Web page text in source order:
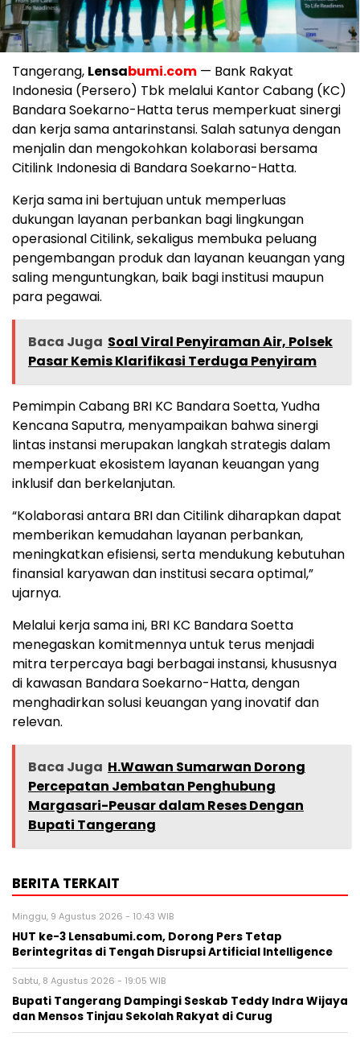
Tangerang, Lensabumi.com — Bank Rakyat
Indonesia (Persero) Tbk melalui Kantor Cabang (KC)
Bandara Soekarno-Hatta terus memperkuat sinergi
dan kerja sama antarinstansi. Salah satunya dengan
menjalin dan mengokohkan kolaborasi bersama
Citilink Indonesia di Bandara Soekarno-Hatta.
Kerja sama ini bertujuan untuk memperluas
dukungan layanan perbankan bagi lingkungan
operasional Citilink, sekaligus membuka peluang
pengembangan produk dan layanan keuangan yang
saling menguntungkan, baik bagi institusi maupun
para pegawai.
Baca Juga Soal Viral Penyiraman Air, Polsek
Pasar Kemis Klarifikasi Terduga Penyiram
Pemimpin Cabang BRI KC Bandara Soetta, Yudha
Kencana Saputra, menyampaikan bahwa sinergi
lintas instansi merupakan langkah strategis dalam
memperkuat ekosistem layanan keuangan yang
inklusif dan berkelanjutan.
“Kolaborasi antara BRI dan Citilink diharapkan dapat
memberikan kemudahan layanan perbankan,
meningkatkan efisiensi, serta mendukung kebutuhan
finansial karyawan dan institusi secara optimal,”
ujarnya.
Melalui kerja sama ini, BRI KC Bandara Soetta
menegaskan komitmennya untuk terus menjadi
mitra terpercaya bagi berbagai instansi, khususnya
di kawasan Bandara Soekarno-Hatta, dengan
menghadirkan solusi keuangan yang inovatif dan
relevan.
Baca Juga H.Wawan Sumarwan Dorong
Percepatan Jembatan Penghubung
Margasari-Peusar dalam Reses Dengan
Bupati Tangerang
BERITA TERKAIT
Minggu, 9 Agustus 2026 - 10:43 WIB
HUT ke-3 Lensabumi.com, Dorong Pers Tetap
Berintegritas di Tengah Disrupsi Artificial Intelligence
Sabtu, 8 Agustus 2026 - 19:05 WIB
Bupati Tangerang Dampingi Seskab Teddy Indra Wijaya
dan Mensos Tinjau Sekolah Rakyat di Curug